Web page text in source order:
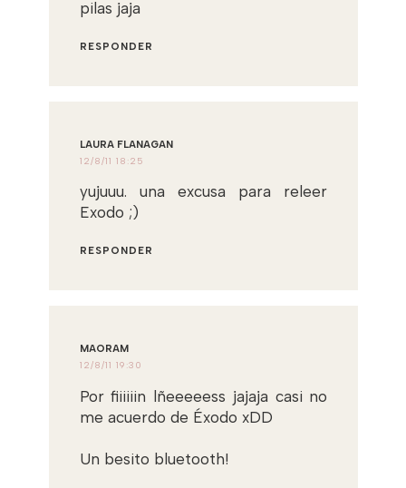
pilas jaja
RESPONDER
LAURA FLANAGAN
12/8/11 18:25
yujuuu. una excusa para releer
Exodo ;)
RESPONDER
MAORAM
12/8/11 19:30
Por fiiiiiin lñeeeeess jajaja casi no
me acuerdo de Éxodo xDD
Un besito bluetooth!